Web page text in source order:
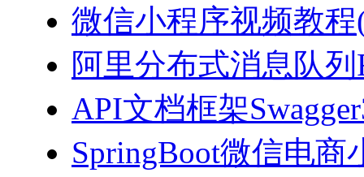
微信小程序视频教程
阿里分布式消息队
API文档框架
SpringBoot微信电商